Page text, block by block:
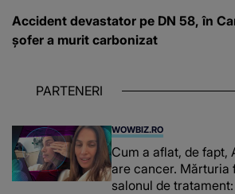
Accident devastator pe DN 58, în
șofer a murit carbonizat
PARTENERI
WOWBIZ.RO
Cum a aflat, de fapt,
are cancer. Mărturia
salonul de